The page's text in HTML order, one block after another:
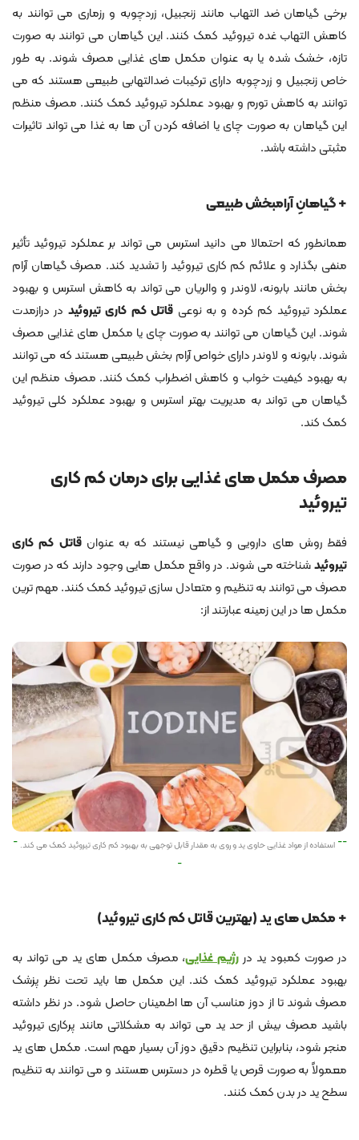
برخی گیاهان ضد التهاب مانند زنجبیل، زردچوبه و رزماری می توانند به
کاهش التهاب غده تیروئید کمک کنند. این گیاهان می توانند به صورت
تازه، خشک شده یا به عنوان مکمل های غذایی مصرف شوند. به طور
خاص زنجبیل و زردچوبه دارای ترکیبات ضدالتهابی طبیعی هستند که می
توانند به کاهش تورم و بهبود عملکرد تیروئید کمک کنند. مصرف منظم
این گیاهان به صورت چای یا اضافه کردن آن ها به غذا می تواند تاثیرات
مثبتی داشته باشد.
+ گیاهانِ آرامبخش طبیعی
همانطور که احتمالا می دانید استرس می تواند بر عملکرد تیروئید تأثیر
منفی بگذارد و علائم کم کاری تیروئید را تشدید کند. مصرف گیاهان آرام
بخش مانند بابونه، لاوندر و والریان می تواند به کاهش استرس و بهبود
عملکرد تیروئید کم کرده و به نوعی قاتل کم کاری تیروئید در درازمدت
شوند. این گیاهان می توانند به صورت چای یا مکمل های غذایی مصرف
شوند. بابونه و لاوندر دارای خواص آرام بخش طبیعی هستند که می توانند
به بهبود کیفیت خواب و کاهش اضطراب کمک کنند. مصرف منظم این
گیاهان می تواند به مدیریت بهتر استرس و بهبود عملکرد کلی تیروئید
کمک کند.
مصرف مکمل های غذایی برای درمان کم کاری
تیروئید
فقط روش های دارویی و گیاهی نیستند که به عنوانقاتل کم کاری
تیروئیدشناخته می شوند. در واقع مکمل هایی وجود دارند که در صورت
مصرف می توانند به تنظیم و متعادل سازی تیروئید کمک کنند. مهم ترین
مکمل ها در این زمینه عبارتند از:
استفاده از مواد غذایی حاوی ید و روی به مقدار قابل توجهی به بهبود کم کاری تیروئید کمک می کند.
+ مکمل های ید (بهترین قاتل کم کاری تیروئید)
در صورت کمبود ید دررژیم غذایی، مصرف مکمل های ید می تواند به
بهبود عملکرد تیروئید کمک کند. این مکمل ها باید تحت نظر پزشک
مصرف شوند تا از دوز مناسب آن ها اطمینان حاصل شود. در نظر داشته
باشید مصرف بیش از حد ید می تواند به مشکلاتی مانند پرکاری تیروئید
منجر شود، بنابراین تنظیم دقیق دوز آن بسیار مهم است. مکمل های ید
معمولاً به صورت قرص یا قطره در دسترس هستند و می توانند به تنظیم
سطح ید در بدن کمک کنند.